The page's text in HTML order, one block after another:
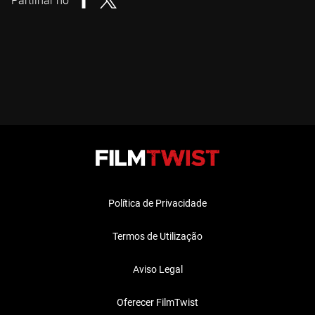
Política de Privacidade
Termos de Utilização
Aviso Legal
Oferecer FilmTwist